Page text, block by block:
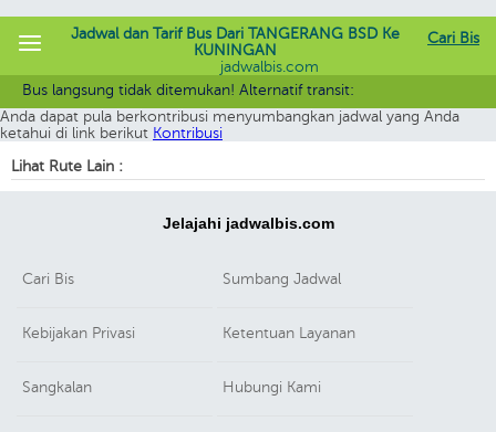
Cari Bis
Jadwal dan Tarif Bus Dari TANGERANG BSD Ke
KUNINGAN
jadwalbis.com
Bus langsung tidak ditemukan! Alternatif transit:
Maaf rute yang Anda cari belum terdaftar. Saat ini Kami sedang terus
melengkapi informasi dalam Jabis.
Anda dapat pula berkontribusi menyumbangkan jadwal yang Anda
ketahui di link berikut Kontribusi
Lihat Rute Lain :
Jelajahi jadwalbis.com
Cari Bis Sumbang Jadwal
Kebijakan Privasi Ketentuan Layanan
Sangkalan Hubungi Kami